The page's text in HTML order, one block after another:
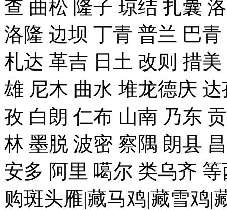
查 曲松 隆子 琼结 扎囊
洛隆 边坝 丁青 普兰 巴
札达 革吉 日土 改则 措
雄 尼木 曲水 堆龙德庆
孜 白朗 仁布 山南 乃东
林 墨脱 波密 察隅 朗县
安多 阿里 噶尔 类乌齐
购斑头雁|藏马鸡|藏雪鸡|